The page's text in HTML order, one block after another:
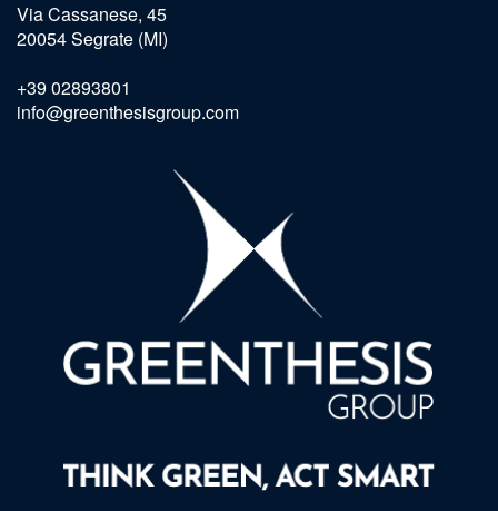
Via Cassanese, 45
20054 Segrate (MI)
+39 02893801
info@greenthesisgroup.com